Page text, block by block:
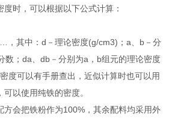
时，可以根据以下公式计算：
其中：d－理论密度(g/cm3)；a、b－分
数；da、db－分别为a，b组元的理论密度
度可以有手册查出，近似计算时也可以用
以使用纯铁的密度。
会把铁粉作为100%，其余配料均采用外